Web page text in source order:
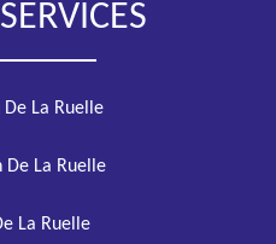
La Ruelle
De La Ruelle
La Ruelle